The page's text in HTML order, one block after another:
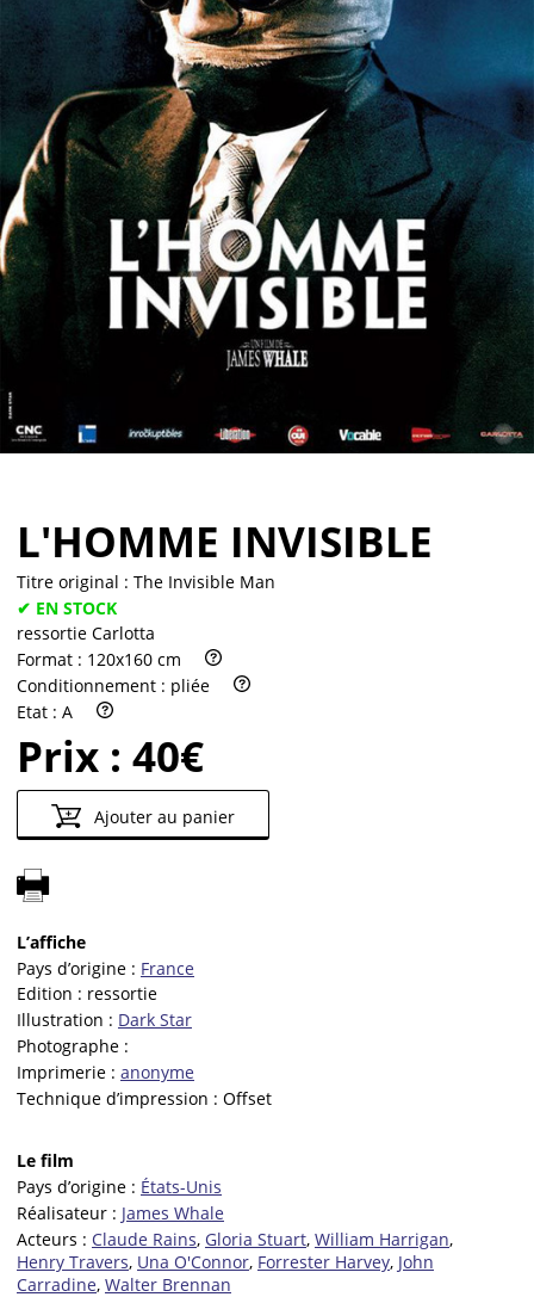
Vendre
L'HOMME INVISIBLE
Titre original : The Invisible Man
✔ EN STOCK
ressortie Carlotta
Format : 120x160 cm
Conditionnement : pliée
Etat : A
Prix : 40€
Ajouter au panier
L’affiche
Pays d’origine : France
Edition : ressortie
Illustration : Dark Star
Photographe :
Imprimerie : anonyme
Technique d’impression : Offset
Le film
Pays d’origine : États-Unis
Réalisateur : James Whale
Acteurs : Claude Rains, Gloria Stuart, William Harrigan,
Henry Travers, Una O'Connor, Forrester Harvey, John
Carradine, Walter Brennan